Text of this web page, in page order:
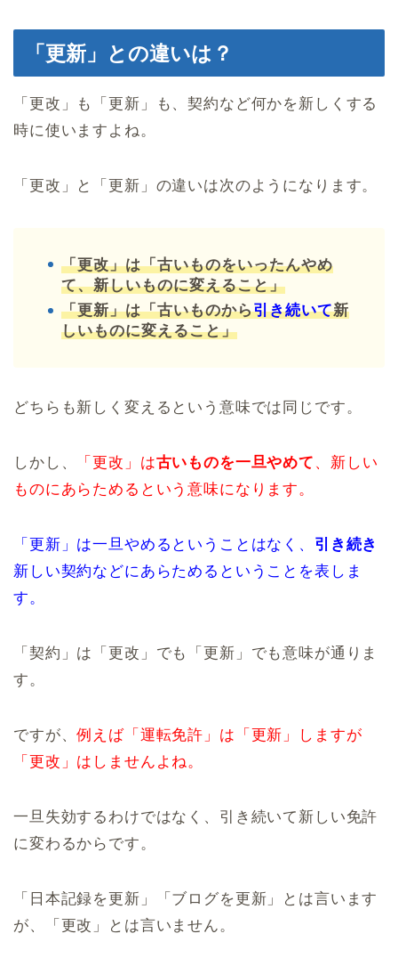
「更新」との違いは？
「更改」も「更新」も、契約など何かを新しくする
時に使いますよね。
「更改」と「更新」の違いは次のようになります。
「更改」は「古いものをいったんやめ
て、新しいものに変えること」
「更新」は「古いものから引き続いて新
しいものに変えること」
どちらも新しく変えるという意味では同じです。
しかし、 「更改」は古いものを一旦やめて 、新しい
ものにあらためるという意味になります。
「更新」は一旦やめるということはなく、 引き続き
新しい契約などにあらためるということを表しま
す。
「契約」は「更改」でも「更新」でも意味が通りま
す。
ですが、例えば「運転免許」は「更新」しますが
「更改」はしませんよね。
一旦失効するわけではなく、引き続いて新しい免許
に変わるからです。
「日本記録を更新」「ブログを更新」とは言います
が、「更改」とは言いません。